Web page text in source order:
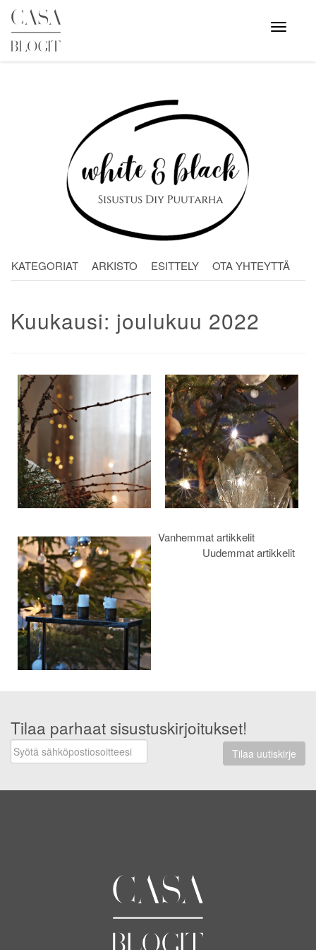
Skip
content
Avaa
valikko
KATEGORIAT ARKISTO ESITTELY OTA YHTEYTTÄ
Kuukausi: joulukuu 2022
Artikkelien
selaus
Vanhemmat artikkelit
Uudemmat artikkelit
Tilaa parhaat sisustuskirjoitukset!
Tilaa uutiskirje